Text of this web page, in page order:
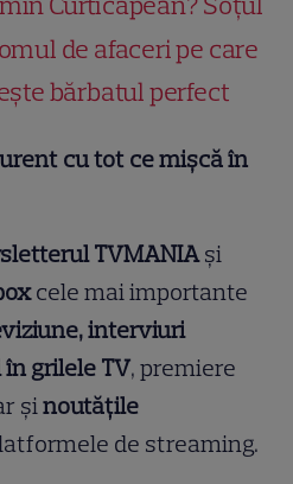
de afaceri pe care
bărbatul perfect
cu tot ce mișcă în
TVMANIAși
cele mai importante
interviuri
grilele TV, premiere
șinoutățile
de streaming.